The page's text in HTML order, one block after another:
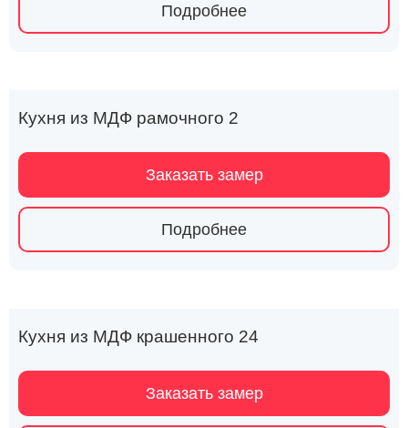
Подробнее
Кухня из МДФ рамочного 2
Заказать замер
Подробнее
Кухня из МДФ крашенного 24
Заказать замер